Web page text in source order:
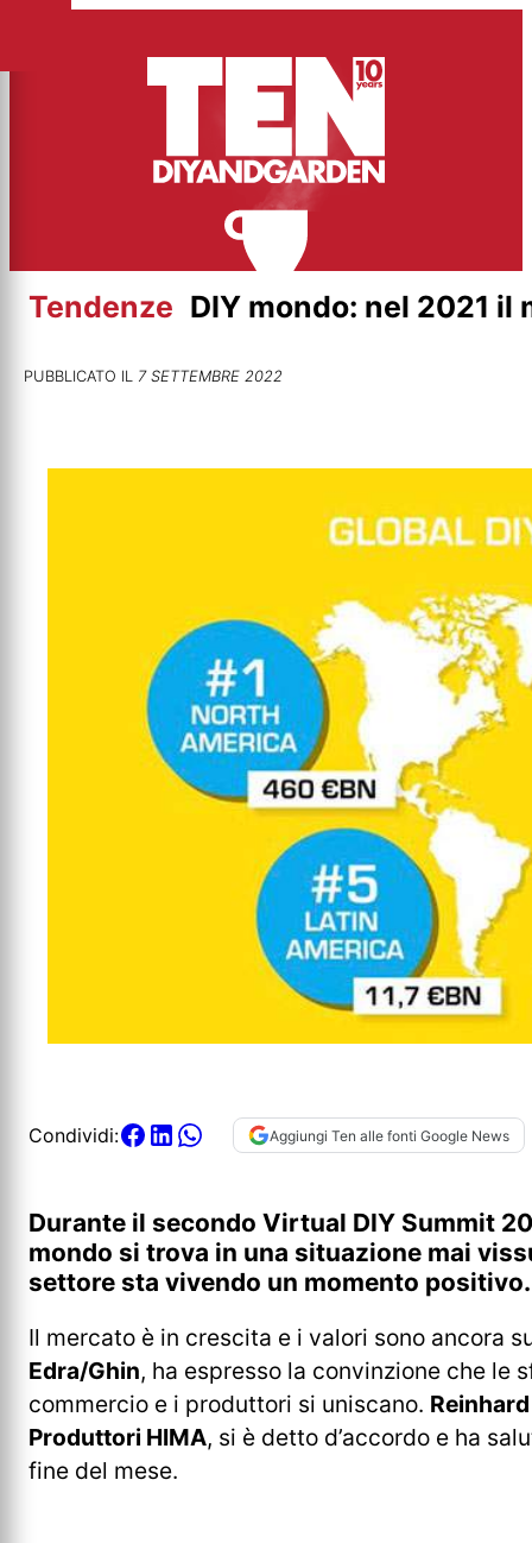
contenuto
Tendenze DIY mondo: nel 2021 il
PUBBLICATO IL 7 SETTEMBRE 2022
Condividi: Aggiungi Ten alle fonti Google News
Durante il secondo Virtual DIY Summit
mondo si trova in una situazione mai
settore sta vivendo un momento positivo.
Il mercato è in crescita e i valori sono ancora
Edra/Ghin, ha espresso la convinzione che le
commercio e i produttori si uniscano.
Produttori HIMA, si è detto d’accordo e ha
fine del mese.